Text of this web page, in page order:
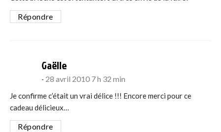
Répondre
Gaëllesays:
28 avril 2010 7 h 32 min
Je confirme c’était un vrai délice !!! Encore merci pour ce
cadeau délicieux…
Répondre